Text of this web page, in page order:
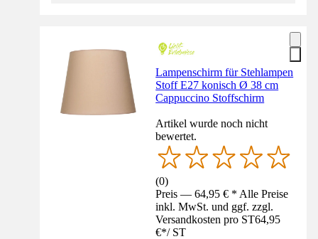
Lampenschirm für Stehlampen
Stoff E27 konisch Ø 38 cm
Cappuccino Stoffschirm
Artikel wurde noch nicht
bewertet.
(0)
Preis — 64,95 € * Alle Preise
inkl. MwSt. und ggf. zzgl.
Versandkosten pro ST64,95
€*/ ST